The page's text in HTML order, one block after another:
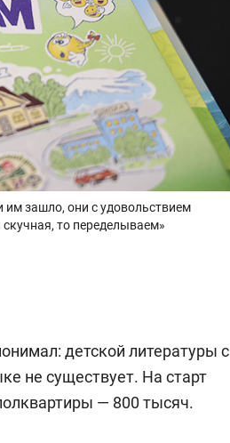
им зашло, они с удовольствием
то переделываем»
детской литературы с
не существует. На старт
— 800 тысяч.